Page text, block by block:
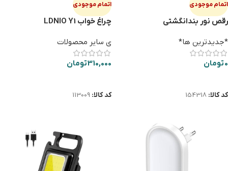
اتمام موجودی
رقص نور بندانگشتي
*جدیدترین ها*
0تومان
کد کالا: 154318
اتمام موجودی
چراغ خواب LDNIO Y1
ی سایر محصولات
310,000تومان
کد کالا: 113009